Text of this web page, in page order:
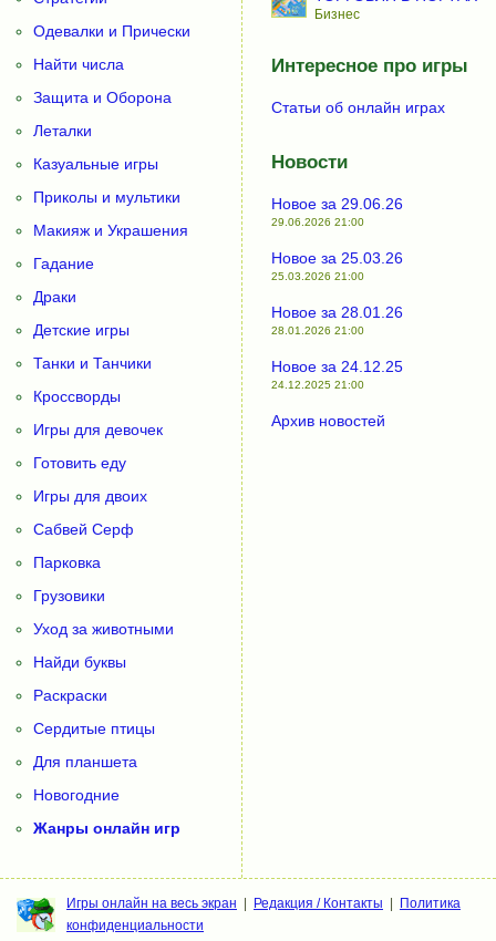
Одевалки и Прически
Найти числа
Защита и Оборона
Леталки
Казуальные игры
Приколы и мультики
Макияж и Украшения
Гадание
Драки
Детские игры
Танки и Танчики
Кроссворды
Игры для девочек
Готовить еду
Игры для двоих
Сабвей Серф
Парковка
Грузовики
Уход за животными
Найди буквы
Раскраски
Сердитые птицы
Для планшета
Новогодние
Жанры онлайн игр
Бизнес
Интересное про игры
Статьи об онлайн играх
Новости
Новое за 29.06.26
29.06.2026 21:00
Новое за 25.03.26
25.03.2026 21:00
Новое за 28.01.26
28.01.2026 21:00
Новое за 24.12.25
24.12.2025 21:00
Архив новостей
Игры онлайн на весь экран Редакция / Контакты
Политика
конфиденциальности